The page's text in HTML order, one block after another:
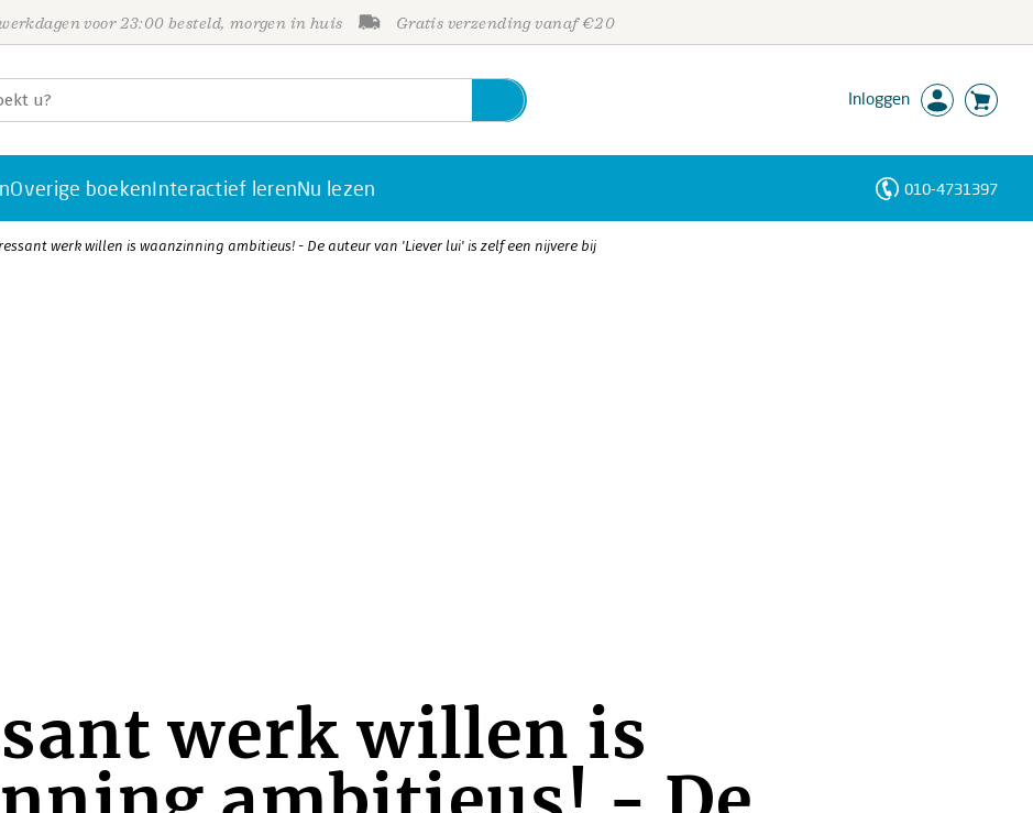
voor 23:00 besteld, morgen in huis Gratis verzending vanaf €20
Inloggen
Overige boekenInteractief lerenNu lezen 010-4731397
werk willen is waanzinning ambitieus! - De auteur van 'Liever lui' is zelf een nijvere bij
werk willen is
Personen